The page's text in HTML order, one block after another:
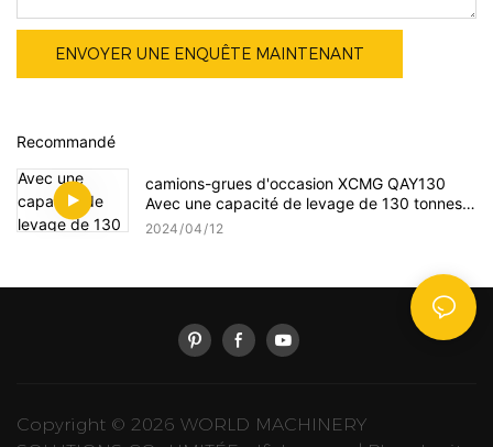
ENVOYER UNE ENQUÊTE MAINTENANT
Recommandé
camions-grues d'occasion XCMG QAY130
Avec une capacité de levage de 130 tonnes
Pour soulever divers projets à grande échelle
2024 04 12
Copyright © 2026 WORLD MACHINERY